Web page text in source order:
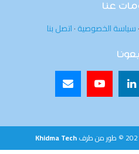
عنا
·سياسة الخصوصية·اتصل بنا
Khidma Tech